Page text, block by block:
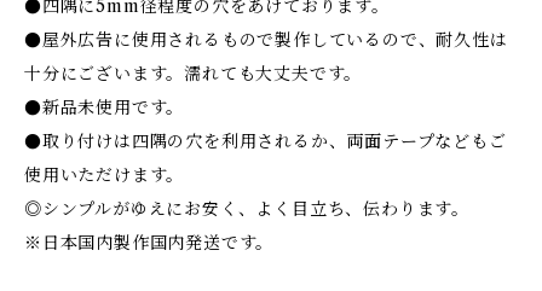
●四隅に5mm径程度の穴をあけております。
●屋外広告に使用されるもので製作しているので、耐久性は
十分にございます。濡れても大丈夫です。
●新品未使用です。
●取り付けは四隅の穴を利用されるか、両面テープなどもご
使用いただけます。
◎シンプルがゆえにお安く、よく目立ち、伝わります。
※日本国内製作国内発送です。